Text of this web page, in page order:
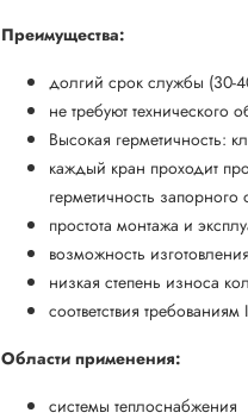
Преимущества:
долгий срок службы (30-
не требуют технического
Высокая герметичность:
каждый кран проходит
герметичность
простота монтажа и
возможность
низкая степень износа
соответствия
Области применения:
системы теплоснабжения